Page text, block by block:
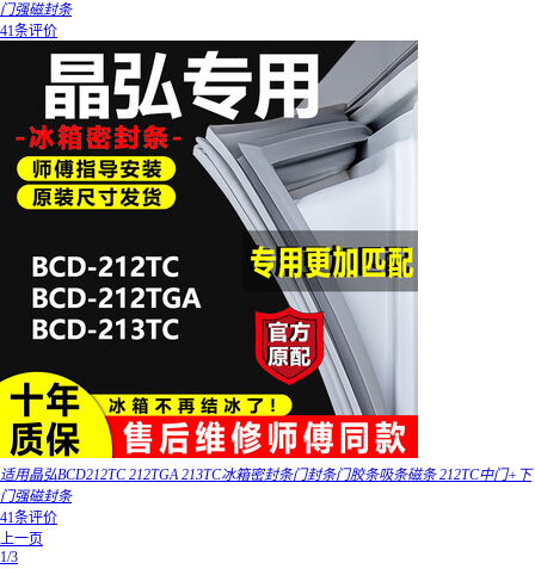
门强磁封条
41条评价
适用晶弘BCD212TC 212TGA 213TC冰箱密封条门封条门胶条吸条磁条 212TC中门+下
门强磁封条
41条评价
上一页
1/3